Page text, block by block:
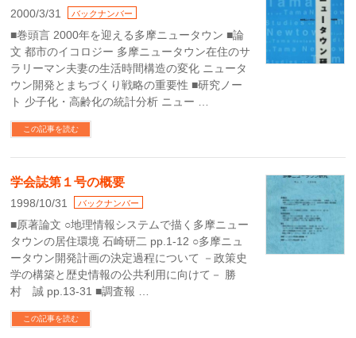
2000/3/31 バックナンバー
■巻頭言 2000年を迎える多摩ニュータウン ■論
文 都市のイコロジー 多摩ニュータウン在住のサ
ラリーマン夫妻の生活時間構造の変化 ニュータ
ウン開発とまちづくり戦略の重要性 ■研究ノー
ト 少子化・高齢化の統計分析 ニュー …
この記事を読む
学会誌第１号の概要
1998/10/31 バックナンバー
■原著論文 ○地理情報システムで描く多摩ニュー
タウンの居住環境 石崎研二 pp.1-12 ○多摩ニュ
ータウン開発計画の決定過程について －政策史
学の構築と歴史情報の公共利用に向けて－ 勝
村 誠 pp.13-31 ■調査報 …
この記事を読む